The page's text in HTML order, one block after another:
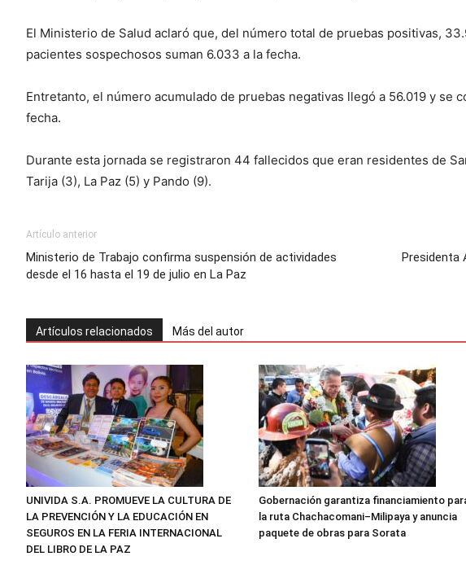
El Ministerio de Salud aclaró que, del número total de pruebas positivas,
pacientes sospechosos suman 6.033 a la fecha.
Entretanto, el número acumulado de pruebas negativas llegó a 56.019 y se
fecha.
Durante esta jornada se registraron 44 fallecidos que eran residentes de
Tarija (3), La Paz (5) y Pando (9).
Artículo anterior
Ministerio de Trabajo confirma suspensión de actividades
desde el 16 hasta el 19 de julio en La Paz
Presidenta
Artículos relacionados Más del autor
UNIVIDA S.A. PROMUEVE LA CULTURA DE
LA PREVENCIÓN Y LA EDUCACIÓN EN
SEGUROS EN LA FERIA INTERNACIONAL
DEL LIBRO DE LA PAZ
Gobernación garantiza financiamiento
la ruta Chachacomani–Milipaya y anuncia
paquete de obras para Sorata